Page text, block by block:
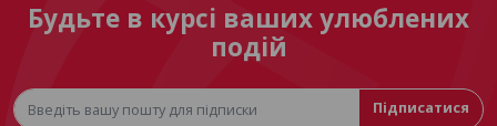
Будьте в курсі ваших улюблених
подій
Підписатися